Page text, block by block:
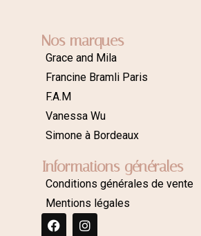
Nos marques
Grace and Mila
Francine Bramli Paris
F.A.M
Vanessa Wu
Simone à Bordeaux
Informations générales
Conditions générales de vente
Mentions légales